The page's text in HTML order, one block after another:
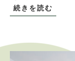
続きを読む